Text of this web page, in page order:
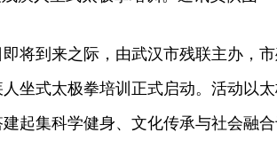
将到来之际，由武汉市残联主办，
坐式太极拳培训正式启动。活动以
起集科学健身、文化传承与社会融